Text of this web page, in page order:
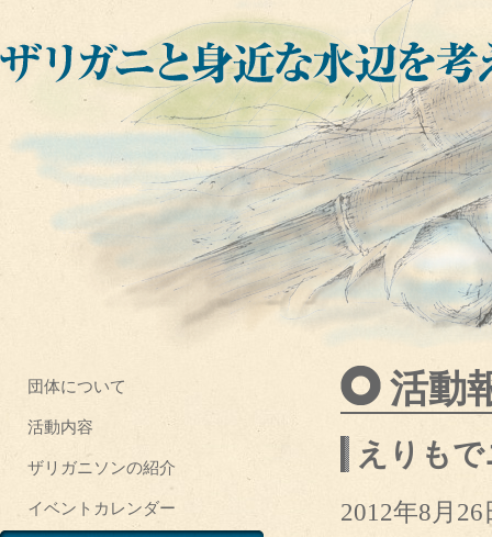
活動
えりも
2012年8月26
団体について
活動内容
ザリガニソンの紹介
イベントカレンダー